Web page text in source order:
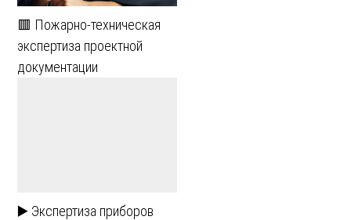
🟥 Пожарно-техническая
экспертиза проектной
документации
▶️ Экспертиза приборов